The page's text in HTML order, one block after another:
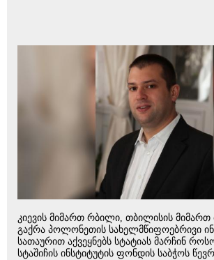
კიევის მიმართ რბილი, თბილისის მიმართ
გაქრა პოლონეთის სახელმწიფოებრივი
სათაურით აქვეყნებს სტატიას მარჩინ
სტაშიჩის ინსტიტუტის ფონდის საბჭოს